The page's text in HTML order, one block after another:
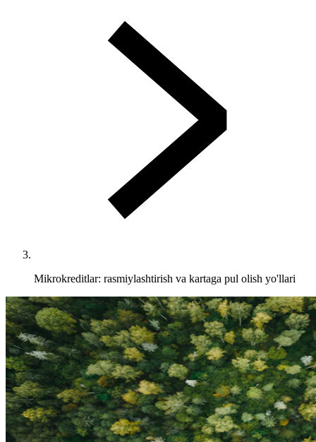
Mikrokreditlar: rasmiylashtirish va kartaga pul olish yo'llari